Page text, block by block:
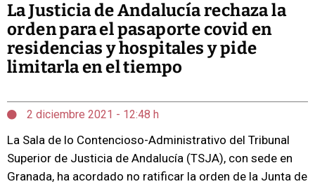
La Justicia de Andalucía rechaza la
orden para el pasaporte covid en
residencias y hospitales y pide
limitarla en el tiempo
2 diciembre 2021 - 12:48 h
La Sala de lo Contencioso-Administrativo del Tribunal
Superior de Justicia de Andalucía (TSJA), con sede en
Granada, ha acordado no ratificar la orden de la Junta de